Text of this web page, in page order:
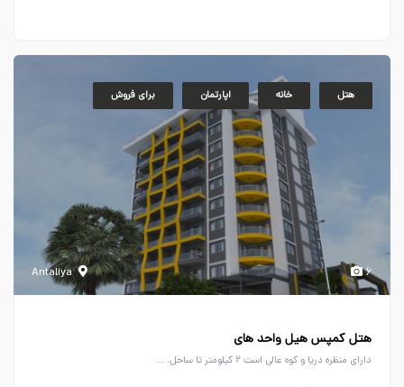
Antaliya
برای فروش اپارتمان خانه هتل
۶
هتل کمپس هیل واحد های
دارای منظره دریا و کوه عالی است ۲ کیلومتر تا ساحل. ...